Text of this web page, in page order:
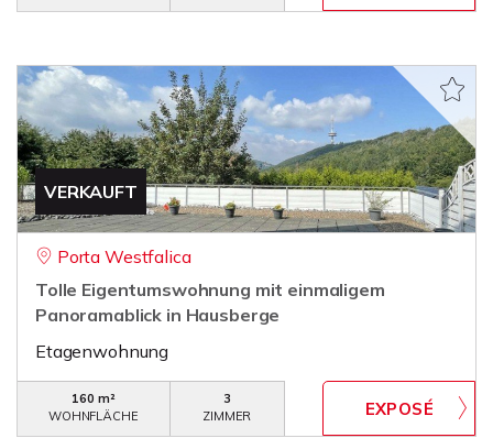
VERKAUFT
Porta Westfalica
Tolle Eigentumswohnung mit einmaligem
Panoramablick in Hausberge
Etagenwohnung
160 m²
WOHNFLÄCHE
3
ZIMMER